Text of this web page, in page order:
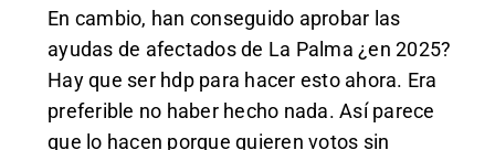
En cambio, han conseguido aprobar las
ayudas de afectados de La Palma ¿en 2025?
Hay que ser hdp para hacer esto ahora. Era
preferible no haber hecho nada. Así parece
que lo hacen porque quieren votos sin